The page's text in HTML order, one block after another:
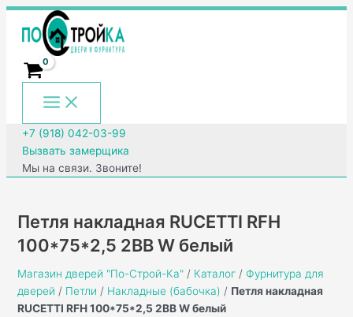
Перейти
содержимому
Main
Menu
+7 (918) 042-03-99
Вызвать замерщика
Мы на связи. Звоните!
Петля накладная RUCETTI RFH
100*75*2,5 2BB W белый
Магазин дверей "По-Строй-Ка"/ Каталог/ Фурнитура для
дверей / Петли / Накладные (бабочка) / Петля накладная
RUCETTI RFH 100*75*2,5 2BB W белый
Количество
товара
Петля
накладная
RUCETTI
RFH
100*75*2,5
2BB
W
белый